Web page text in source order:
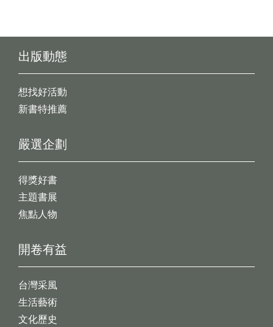
出版動態
想找好活動
新書特推薦
開卷有益
台灣采風
生活藝術
文化歷史
嚴選企劃
得獎好書
主題書展
焦點人物